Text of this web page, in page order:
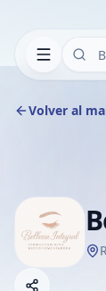
Volver al